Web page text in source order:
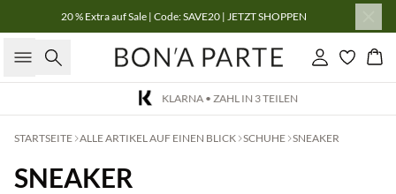
20 % Extra auf Sale | Code: SAVE20 | JETZT SHOPPEN
Suche Einloggen
KLARNA • ZAHL IN 3 TEILEN
STARTSEITE ALLE ARTIKEL AUF EINEN BLICK SCHUHE SNEAKER
SNEAKER